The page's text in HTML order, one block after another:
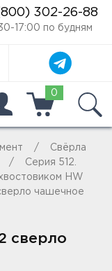
302-26-88
17:00 по будням
0
Свёрла
Серия 512.
HW
чашечное
сверло